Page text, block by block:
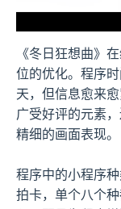
《冬日狂想曲》
位的优化。程序
天，但信息愈来
广受好评的元素
精细的画面表现。
程序中的小程序
拍卡，单个八个